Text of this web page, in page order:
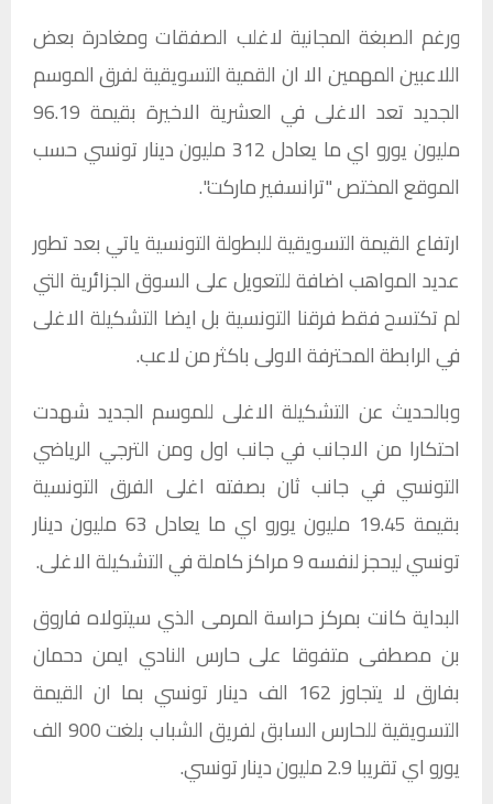
ورغم الصبغة المجانية لاغلب الصفقات ومغادرة بعض
اللاعبين المهمين الا ان القمية التسويقية لفرق الموسم
الجديد تعد الاغلى في العشرية الاخيرة بقيمة 96.19
مليون يورو اي ما يعادل 312 مليون دينار تونسي حسب
الموقع المختص "ترانسفير ماركت".
ارتفاع القيمة التسويقية للبطولة التونسية ياتي بعد تطور
عديد المواهب اضافة للتعويل على السوق الجزائرية التي
لم تكتسح فقط فرقنا التونسية بل ايضا التشكيلة الاغلى
في الرابطة المحترفة الاولى باكثر من لاعب.
وبالحديث عن التشكيلة الاغلى للموسم الجديد شهدت
احتكارا من الاجانب في جانب اول ومن الترجي الرياضي
التونسي في جانب ثان بصفته اغلى الفرق التونسية
بقيمة 19.45 مليون يورو اي ما يعادل 63 مليون دينار
تونسي ليحجز لنفسه 9 مراكز كاملة في التشكيلة الاغلى.
البداية كانت بمركز حراسة المرمى الذي سيتولاه فاروق
بن مصطفى متفوقا على حارس النادي ايمن دحمان
بفارق لا يتجاوز 162 الف دينار تونسي بما ان القيمة
التسويقية للحارس السابق لفريق الشباب بلغت 900 الف
يورو اي تقريبا 2.9 مليون دينار تونسي.